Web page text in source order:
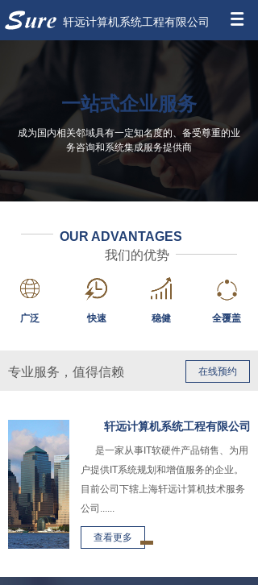
轩远计算机系统工程有限公司
一站式企业服务
成为国内相关邻域具有一定知名度的、备受尊重的业
务咨询和系统集成服务提供商
OUR ADVANTAGES
我们的优势
稳健
快速
广泛 全覆盖
在线预约
专业服务，值得信赖
轩远计算机系统工程有限公司
是一家从事IT软硬件产品销售、为用
户提供IT系统规划和增值服务的企业。
目前公司下辖上海轩远计算机技术服务
公司......
查看更多